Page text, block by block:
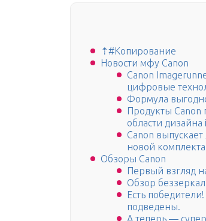
⇡#Копирование
Новости мфу Canon
Canon
цифровые
Формула
Продукты
области дизайна
Canon
новой
Обзоры Canon
Первый взгляд
Обзор
Есть
подведены.
А теперь —